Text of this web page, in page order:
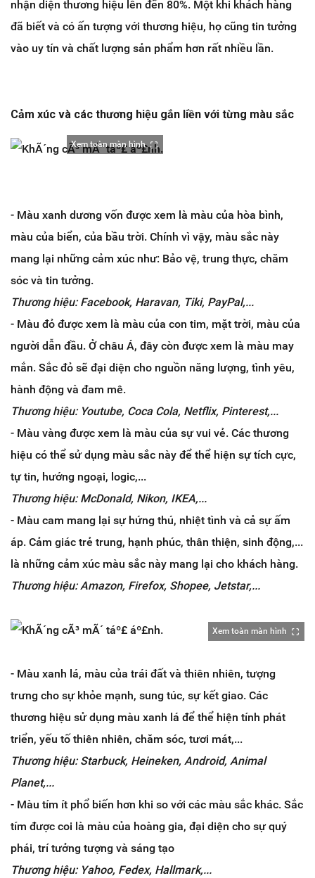
nhận diện thương hiệu lên đến 80%. Một khi khách hàng
đã biết và có ấn tượng với thương hiệu, họ cũng tin tưởng
vào uy tín và chất lượng sản phẩm hơn rất nhiều lần.
Cảm xúc và các thương hiệu gắn liền với từng màu sắc
Xem toàn màn hình
- Màu xanh dương vốn được xem là màu của hòa bình,
màu của biển, của bầu trời. Chính vì vậy, màu sắc này
mang lại những cảm xúc như: Bảo vệ, trung thực, chăm
sóc và tin tưởng.
Thương hiệu: Facebook, Haravan, Tiki, PayPal,...
- Màu đỏ được xem là màu của con tim, mặt trời, màu của
người dẫn đầu. Ở châu Á, đây còn được xem là màu may
mắn. Sắc đỏ sẽ đại diện cho nguồn năng lượng, tình yêu,
hành động và đam mê.
Thương hiệu: Youtube, Coca Cola, Netflix, Pinterest,...
- Màu vàng được xem là màu của sự vui vẻ. Các thương
hiệu có thể sử dụng màu sắc này để thể hiện sự tích cực,
tự tin, hướng ngoại, logic,...
Thương hiệu: McDonald, Nikon, IKEA,...
- Màu cam mang lại sự hứng thú, nhiệt tình và cả sự ấm
áp. Cảm giác trẻ trung, hạnh phúc, thân thiện, sinh động,...
là những cảm xúc màu sắc này mang lại cho khách hàng.
Thương hiệu: Amazon, Firefox, Shopee, Jetstar,...
Xem toàn màn hình
- Màu xanh lá, màu của trái đất và thiên nhiên, tượng
trưng cho sự khỏe mạnh, sung túc, sự kết giao. Các
thương hiệu sử dụng màu xanh lá để thể hiện tính phát
triển, yếu tố thiên nhiên, chăm sóc, tươi mát,...
Thương hiệu: Starbuck, Heineken, Android, Animal
Planet,...
- Màu tím ít phổ biến hơn khi so với các màu sắc khác. Sắc
tím được coi là màu của hoàng gia, đại diện cho sự quý
phái, trí tưởng tượng và sáng tạo
Thương hiệu: Yahoo, Fedex, Hallmark,...